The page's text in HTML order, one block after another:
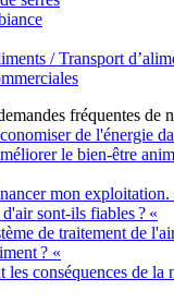
/ Transport
fréquentes de
de l'énergie
le bien-être
mon exploitation.
sont-ils fiables ? «
de traitement de
? «
les conséquences de la